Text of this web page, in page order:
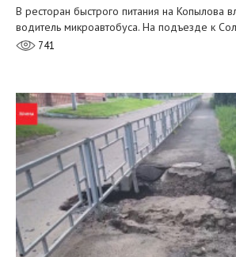
В ресторан быстрого питания на Копылова
водитель микроавтобуса. На подъезде к
741